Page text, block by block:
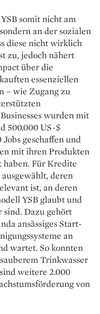
somit nicht am
an der ­sozialen
diese nicht wirklich
zu, jedoch nähert
über die
essenziellen
– wie Zugang zu
wurden mit
500.000 US-$
geschaffen und
mit ihren Produkten
Für Kredite
deren
ist, an deren
YSB glaubt und
Dazu gehört
ansässiges Start-
an
wartet. So konnten
Trink­wasser
weitere 2.000
von